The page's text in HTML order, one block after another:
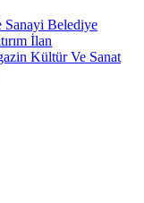
Sanayi Belediye
İlan
Kültür Ve Sanat